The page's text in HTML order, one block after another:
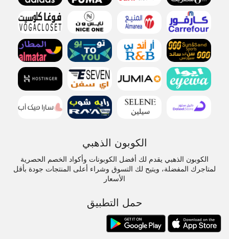
الكوبون الذهبي
الكوبون الذهبي يقدم لك أفضل الكوبونات وأكواد الخصم الحصرية
لمتاجرك المفضلة، ويتيح لك التسوق وشراء أعلى المنتجات جودة بأقل
الأسعار
حمل التطبيق